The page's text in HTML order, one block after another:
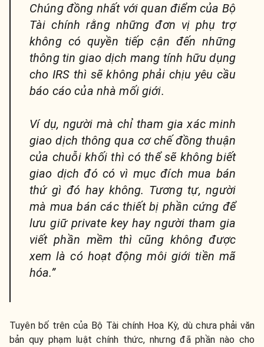
Chúng đồng nhất với quan điểm của Bộ
Tài chính rằng những đơn vị phụ trợ
không có quyền tiếp cận đến những
thông tin giao dịch mang tính hữu dụng
cho IRS thì sẽ không phải chịu yêu cầu
báo cáo của nhà mối giới.
Ví dụ, người mà chỉ tham gia xác minh
giao dịch thông qua cơ chế đồng thuận
của chuỗi khối thì có thể sẽ không biết
giao dịch đó có vì mục đích mua bán
thứ gì đó hay không. Tương tự, người
mà mua bán các thiết bị phần cứng để
lưu giữ private key hay người tham gia
viết phần mềm thì cũng không được
xem là có hoạt động môi giới tiền mã
hóa.”
Tuyên bố trên của Bộ Tài chính Hoa Kỳ, dù chưa phải văn
bản quy phạm luật chính thức, nhưng đã phần nào cho